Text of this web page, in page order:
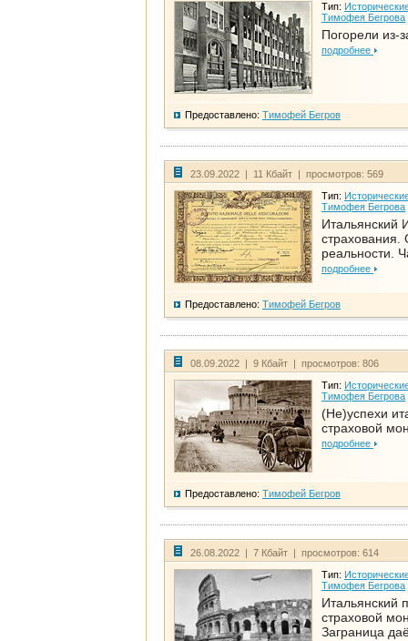
Тип:
Тимофея Бегрова
Погорели из-
подробнее
Предоставлено: Тимофей Бегров
23.09.2022 | 11 Кбайт | просмотров: 569
Тип:
Тимофея Бегрова
Итальянский
страхования.
реальности.
подробнее
Предоставлено: Тимофей Бегров
08.09.2022 | 9 Кбайт | просмотров: 806
Тип:
Тимофея Бегрова
(Не)успехи
страховой
подробнее
Предоставлено: Тимофей Бегров
26.08.2022 | 7 Кбайт | просмотров: 614
Тип:
Тимофея Бегрова
Итальянский
страховой
Заграница